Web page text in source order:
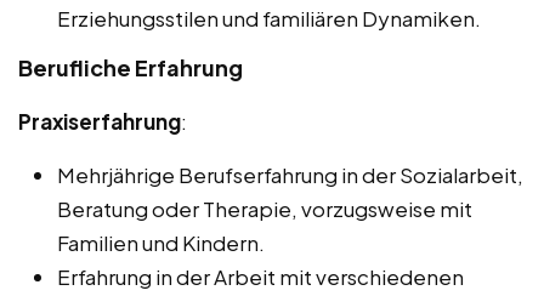
Erziehungsstilen und familiären Dynamiken.
Berufliche Erfahrung
Praxiserfahrung:
Mehrjährige Berufserfahrung in der Sozialarbeit,
Beratung oder Therapie, vorzugsweise mit
Familien und Kindern.
Erfahrung in der Arbeit mit verschiedenen